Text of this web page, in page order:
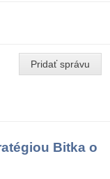
Pridať správu
Bitka o